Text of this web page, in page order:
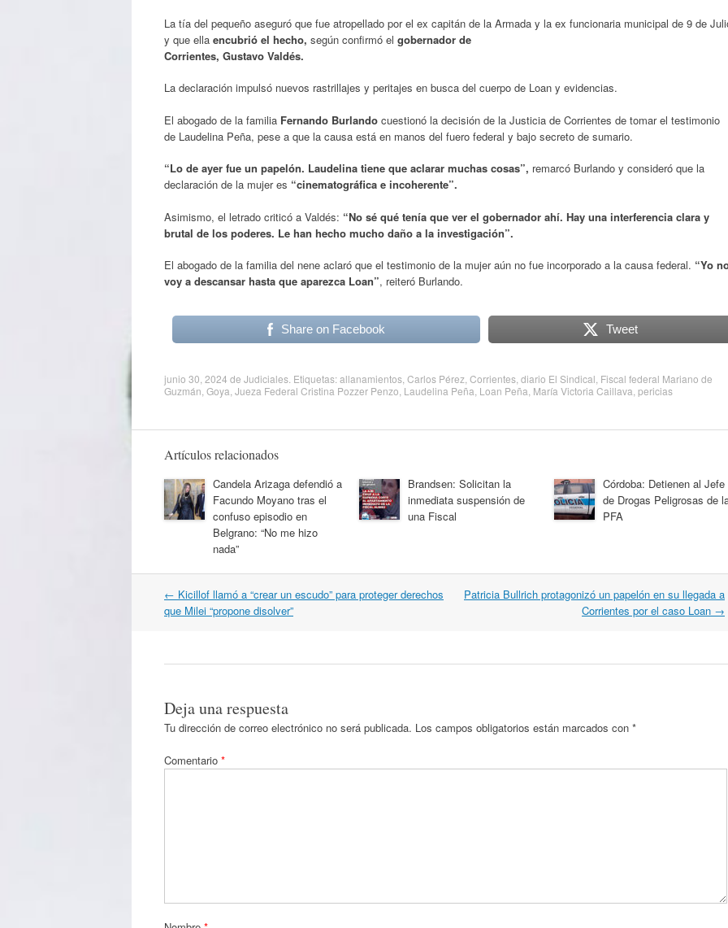
La tía del pequeño aseguró que fue atropellado por el ex capitán de la Armada y la ex funcionaria municipal de 9 de
y que ella encubrió el hecho, según confirmó el gobernador de
Corrientes, Gustavo Valdés.
La declaración impulsó nuevos rastrillajes y peritajes en busca del cuerpo de Loan y evidencias.
El abogado de la familia Fernando Burlando cuestionó la decisión de la Justicia de Corrientes de tomar el testimonio
de Laudelina Peña, pese a que la causa está en manos del fuero federal y bajo secreto de sumario.
“Lo de ayer fue un papelón. Laudelina tiene que aclarar muchas cosas”, remarcó Burlando y consideró que la
declaración de la mujer es “cinematográfica e incoherente”.
Asimismo, el letrado criticó a Valdés: “No sé qué tenía que ver el gobernador ahí. Hay una interferencia clara y
brutal de los poderes. Le han hecho mucho daño a la investigación”.
El abogado de la familia del nene aclaró que el testimonio de la mujer aún no fue incorporado a la causa federal. “Yo
voy a descansar hasta que aparezca Loan”, reiteró Burlando.
Share on Facebook Tweet
junio 30, 2024 de Judiciales . Etiquetas:allanamientos Carlos Pérez Corrientes diario El Sindical Fiscal federal Mariano de
Guzmán Goya Jueza Federal Cristina Pozzer Penzo Laudelina Peña Loan Peña María Victoria Caillava pericias
Artículos relacionados
Candela Arizaga defendió a
Facundo Moyano tras el
confuso episodio en
Belgrano: “No me hizo
nada”
Brandsen: Solicitan la
inmediata suspensión de
una Fiscal
Córdoba: Detienen al Jefe
de Drogas Peligrosas de
PFA
Navegación
por
← Kicillof llamó a “crear un escudo” para proteger derechos
que Milei “propone disolver”
Patricia Bullrich protagonizó un papelón en su llegada a
Corrientes por el caso Loan →
Deja una respuesta
Tu dirección de correo electrónico no será publicada. Los campos obligatorios están marcados con *
Comentario *